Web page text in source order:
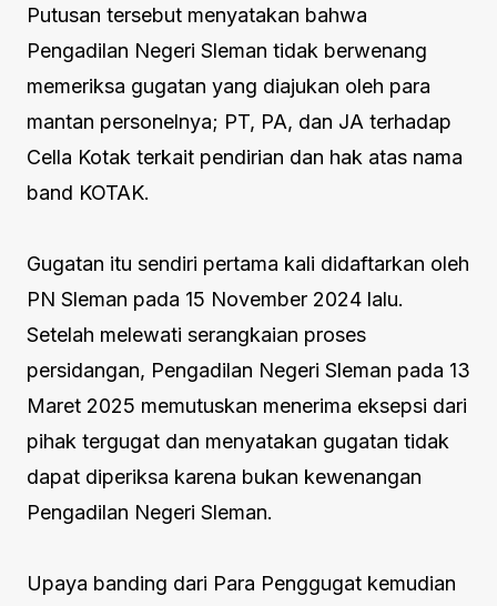
Putusan tersebut menyatakan bahwa
Pengadilan Negeri Sleman tidak berwenang
memeriksa gugatan yang diajukan oleh para
mantan personelnya; PT, PA, dan JA terhadap
Cella Kotak terkait pendirian dan hak atas nama
band KOTAK.
Gugatan itu sendiri pertama kali didaftarkan oleh
PN Sleman pada 15 November 2024 lalu.
Setelah melewati serangkaian proses
persidangan, Pengadilan Negeri Sleman pada 13
Maret 2025 memutuskan menerima eksepsi dari
pihak tergugat dan menyatakan gugatan tidak
dapat diperiksa karena bukan kewenangan
Pengadilan Negeri Sleman.
Upaya banding dari Para Penggugat kemudian